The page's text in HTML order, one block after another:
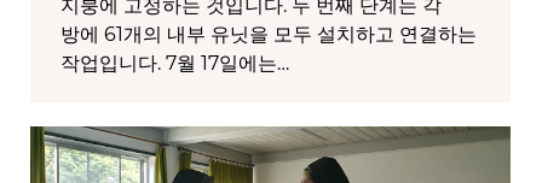
지붕에 고정하는 것입니다. 두 번째 단계는 각
방에 61개의 내부 유닛을 모두 설치하고 연결하는
작업입니다. 7월 17일에는…